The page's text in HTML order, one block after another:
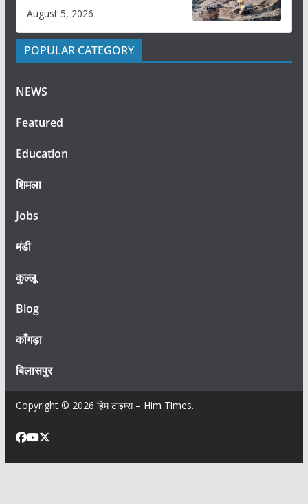
August 5, 2026
POPULAR CATEGORY
NEWS
Featured
Education
शिमला
Jobs
मंडी
कुल्लू
Blog
काँगड़ा
बिलासपुर
Copyright © 2026 हिम टाइम्स – Him Times.